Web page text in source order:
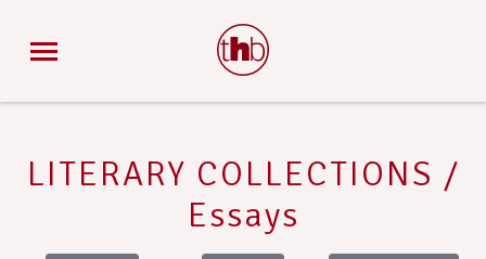
LITERARY COLLECTIONS /
Essays